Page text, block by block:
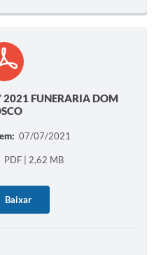
2021 FUNERARIA DOM
07/07/2021
PDF | 2,62 MB
Baixar